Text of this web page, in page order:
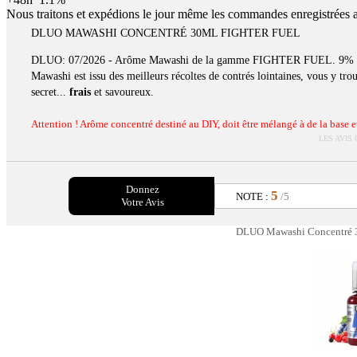
Nous traitons et expédions le jour même les commandes
DLUO MAWASHI CONCENTRÉ 30ML FIGHTER FUEL
DLUO: 07/2026 - Arôme Mawashi de la gamme FIGHTER FUEL. 9%
Mawashi est issu des meilleurs récoltes de contrés lointaines, vous y
secret... fraiset savoureux.
Attention ! Arôme concentré destiné au DIY, doit être mélangé à de la base
LES AVIS
Donnez
Votre Avis
NOTE : 5 /5
DLUO Mawashi Concentré